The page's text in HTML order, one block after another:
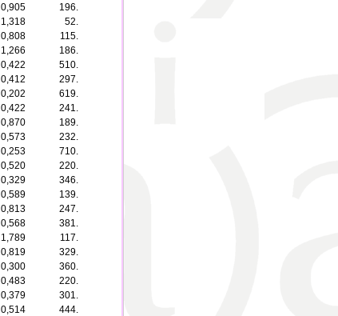
0,905
196.
1,318
52.
0,808
115.
1,266
186.
0,422
510.
0,412
297.
0,202
619.
0,422
241.
0,870
189.
0,573
232.
0,253
710.
0,520
220.
0,329
346.
0,589
139.
0,813
247.
0,568
381.
1,789
117.
0,819
329.
0,300
360.
0,483
220.
0,379
301.
0,514
444.